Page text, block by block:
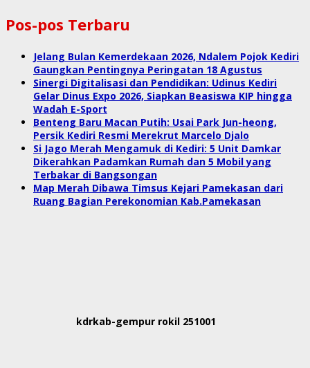
Pos-pos Terbaru
Jelang Bulan Kemerdekaan 2026, Ndalem Pojok Kediri
Gaungkan Pentingnya Peringatan 18 Agustus
Sinergi Digitalisasi dan Pendidikan: Udinus Kediri
Gelar Dinus Expo 2026, Siapkan Beasiswa KIP hingga
Wadah E-Sport
Benteng Baru Macan Putih: Usai Park Jun-heong,
Persik Kediri Resmi Merekrut Marcelo Djalo
Si Jago Merah Mengamuk di Kediri: 5 Unit Damkar
Dikerahkan Padamkan Rumah dan 5 Mobil yang
Terbakar di Bangsongan
Map Merah Dibawa Timsus Kejari Pamekasan dari
Ruang Bagian Perekonomian Kab.Pamekasan
kdrkab-gempur rokil 251001